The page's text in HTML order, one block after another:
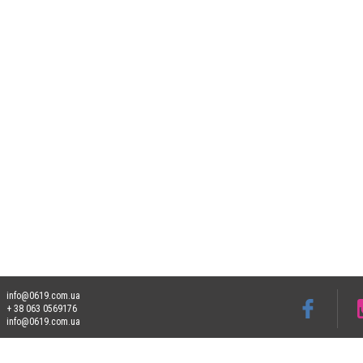
info@0619.com.ua
+ 38 063 0569176
info@0619.com.ua